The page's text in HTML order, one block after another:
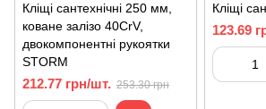
Кліщі сантехнічні 250 мм,
коване залізо 40CrV,
двокомпонентнi рукоятки
STORM
212.77 грн/шт. 253.30 грн
Кліщі
123.69